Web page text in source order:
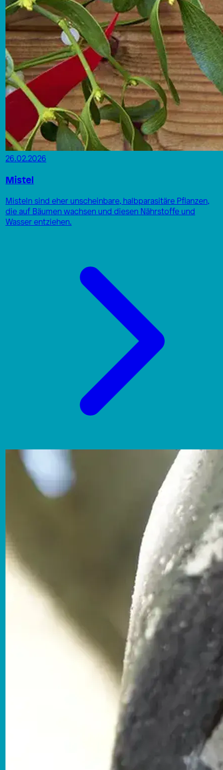
26.02.2026
Mistel
Misteln sind eher unscheinbare, halbparasitäre Pflanzen,
die auf Bäumen wachsen und diesen Nährstoffe und
Wasser entziehen.